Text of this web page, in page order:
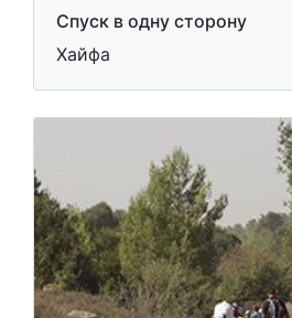
Спуск в одну сторону
Хайфа